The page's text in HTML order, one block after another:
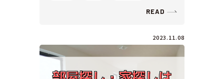
READ
2023.11.08